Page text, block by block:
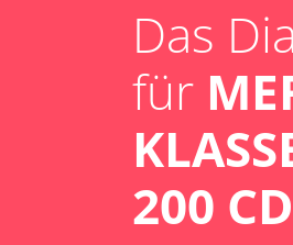
Das
für
200